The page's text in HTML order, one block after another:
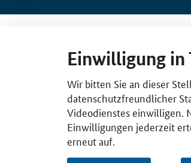
Einwilligung in
Wir bitten Sie an dieser
datenschutzfreundlicher
Videodienstes einwilligen.
Einwilligungen jederzeit
erneut auf.